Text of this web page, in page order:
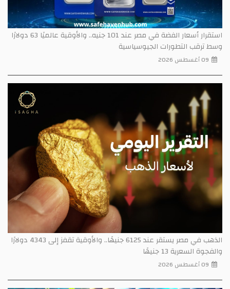
استقرار أسعار الفضة في مصر عند 101 جنيه.. والأوقية عالميًا 63 دولارًا
وسط ترقب التطورات الجيوسياسية
09 أغسطس 2026
الذهب في مصر يستقر عند 6125 جنيهًا.. والأوقية تقفز إلى 4343 دولارًا
والفجوة السعرية 13 جنيهًا
09 أغسطس 2026